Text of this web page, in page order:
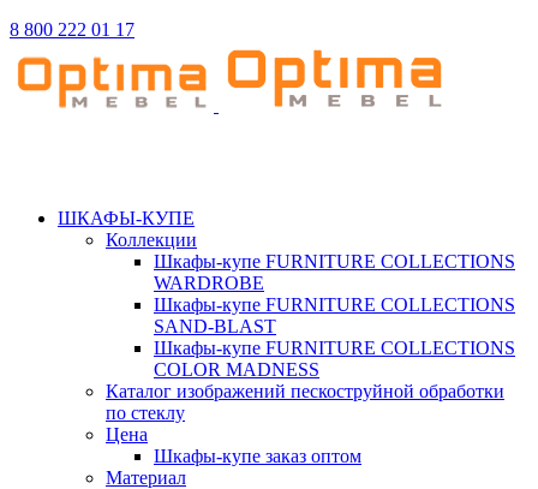
8 800 222 01 17
ШКАФЫ-КУПЕ
Коллекции
Шкафы-купе FURNITURE COLLECTIONS
WARDROBE
Шкафы-купе FURNITURE COLLECTIONS
SAND-BLAST
Шкафы-купе FURNITURE COLLECTIONS
COLOR MADNESS
Каталог изображений пескоструйной обработки
по стеклу
Цена
Шкафы-купе заказ оптом
Материал